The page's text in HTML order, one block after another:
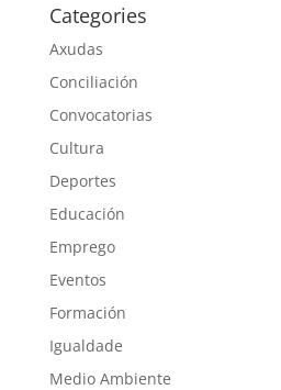
Categories
Axudas
Conciliación
Convocatorias
Cultura
Deportes
Educación
Emprego
Eventos
Formación
Igualdade
Medio Ambiente